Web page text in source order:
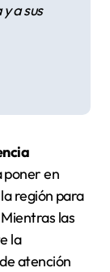
a sus
poner en
región para
las
la
atención